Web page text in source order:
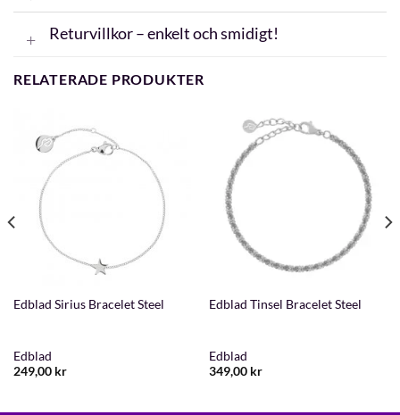
Returvillkor – enkelt och smidigt!
RELATERADE PRODUKTER
Edblad Sirius Bracelet Steel
Edblad
249,00 kr
Edblad Tinsel Bracelet Steel
Edblad
349,00 kr